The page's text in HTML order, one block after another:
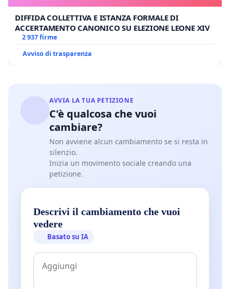
DIFFIDA COLLETTIVA E ISTANZA FORMALE DI
ACCERTAMENTO CANONICO SU ELEZIONE LEONE XIV
2 937 firme
Avviso di trasparenza
AVVIA LA TUA PETIZIONE
C'è qualcosa che vuoi
cambiare?
Non avviene alcun cambiamento se si resta in
silenzio.
Inizia un movimento sociale creando una
petizione.
Descrivi il cambiamento che vuoi
vedere
Basato su IA